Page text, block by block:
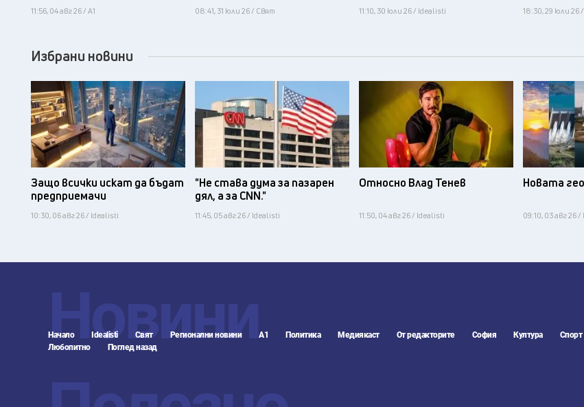
11:56, 04 авг 26 / А1 08:41, 31 юли 26 / Свят 11:10, 30 юли 26 / Idealisti 18:30, 29 юли 26
Избрани новини
Защо всички искат да бъдат
предприемачи
10:30, 06 авг 26 / Idealisti
"Не става дума за пазарен
дял, а за CNN."
11:45, 05 авг 26 / Idealisti
Относно Влад Тенев
11:50, 04 авг 26 / Idealisti
Новата
09:10, 03 авг 26
Новини
Начало Idealisti Свят Регионални новини А1 Политика Медиякаст От редакторите София Култура
Спорт
Любопитно
Поглед назад